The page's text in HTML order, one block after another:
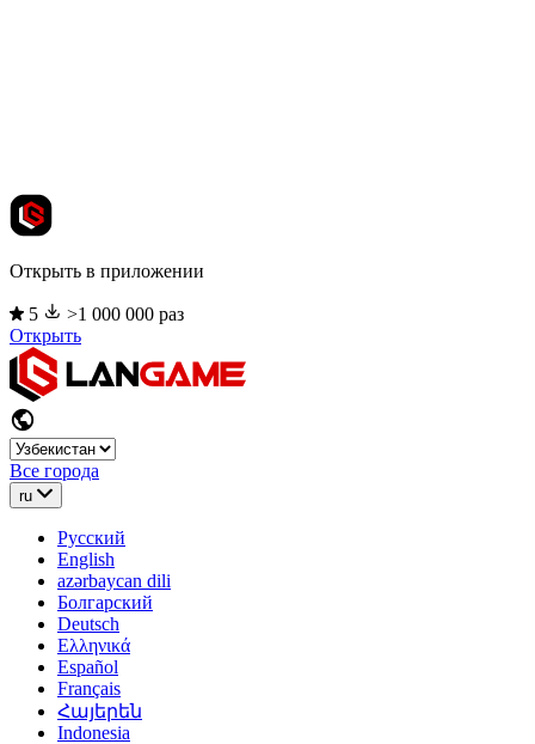
Открыть в приложении
5
>1 000 000 раз
Открыть
Все города
ru
Русский
English
azərbaycan dili
Болгарский
Deutsch
Ελληνικά
Español
Français
Հայերեն
Indonesia